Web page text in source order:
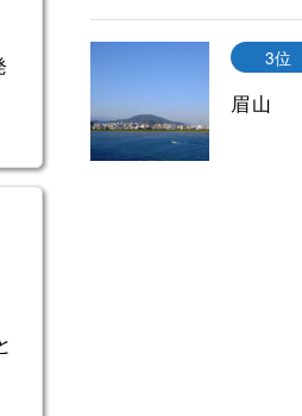
3位
眉山